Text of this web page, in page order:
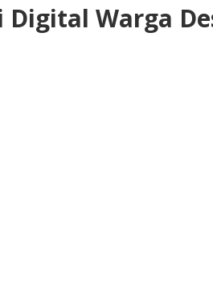
Warga